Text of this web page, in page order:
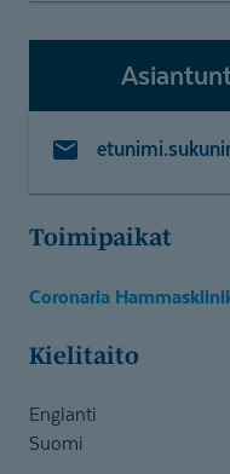
Toimipaikat
Coronaria
Kielitaito
Englanti
Suomi